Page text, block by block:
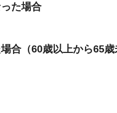
た場合
合（60歳以上から65歳